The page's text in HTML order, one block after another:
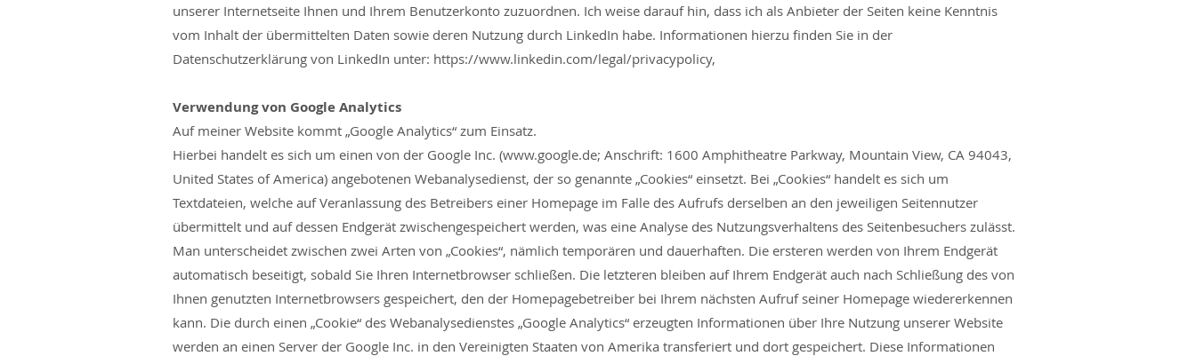
unserer Internetseite Ihnen und Ihrem Benutzerkonto zuzuordnen. Ich weise darauf hin, dass ich als Anbieter der Seiten keine Kenntnis
vom Inhalt der übermittelten Daten sowie deren Nutzung durch LinkedIn habe. Informationen hierzu finden Sie in der
Datenschutzerklärung von LinkedIn unter: https://www.linkedin.com/legal/privacypolicy,
Verwendung von Google Analytics
Auf meiner Website kommt „Google Analytics“ zum Einsatz.
Hierbei handelt es sich um einen von der Google Inc. (www.google.de; Anschrift: 1600 Amphitheatre Parkway, Mountain View, CA 94043,
United States of America) angebotenen Webanalysedienst, der so genannte „Cookies“ einsetzt. Bei „Cookies“ handelt es sich um
Textdateien, welche auf Veranlassung des Betreibers einer Homepage im Falle des Aufrufs derselben an den jeweiligen Seitennutzer
übermittelt und auf dessen Endgerät zwischengespeichert werden, was eine Analyse des Nutzungsverhaltens des Seitenbesuchers zulässt.
Man unterscheidet zwischen zwei Arten von „Cookies“, nämlich temporären und dauerhaften. Die ersteren werden von Ihrem Endgerät
automatisch beseitigt, sobald Sie Ihren Internetbrowser schließen. Die letzteren bleiben auf Ihrem Endgerät auch nach Schließung des von
Ihnen genutzten Internetbrowsers gespeichert, den der Homepagebetreiber bei Ihrem nächsten Aufruf seiner Homepage wiedererkennen
kann. Die durch einen „Cookie“ des Webanalysedienstes „Google Analytics“ erzeugten Informationen über Ihre Nutzung unserer Website
werden an einen Server der Google Inc. in den Vereinigten Staaten von Amerika transferiert und dort gespeichert. Diese Informationen